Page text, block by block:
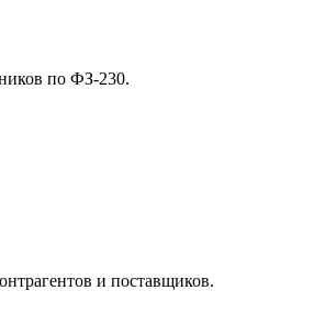
по ФЗ-230.
и поставщиков.